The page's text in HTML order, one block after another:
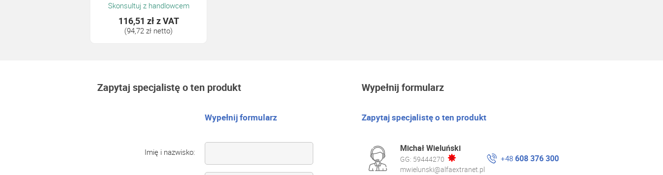
Skonsultuj z handlowcem
116,51 złz VAT
(94,72 zł netto)
Zapytaj specjalistę o ten produkt
Wypełnij formularz
Imię i nazwisko:
Wypełnij formularz
Zapytaj specjalistę o ten produkt
Michał Wieluński
GG: 59444270
mwielunski@alfaextranet.pl
+48608 376 300